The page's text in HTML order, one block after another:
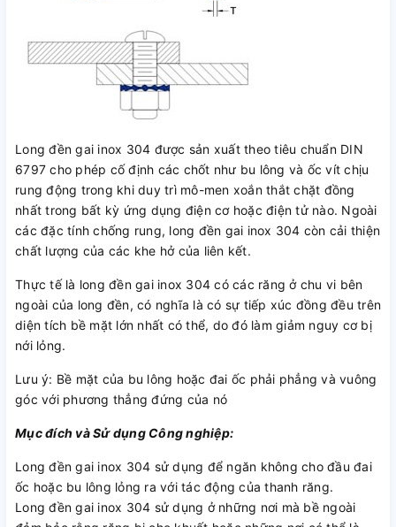
Long đền gai inox 304 được sản xuất theo tiêu chuẩn DIN
6797 cho phép cố định các chốt như bu lông và ốc vít chịu
rung động trong khi duy trì mô-men xoắn thắt chặt đồng
nhất trong bất kỳ ứng dụng điện cơ hoặc điện tử nào. Ngoài
các đặc tính chống rung, long đền gai inox 304 còn cải thiện
chất lượng của các khe hở của liên kết.
Thực tế là long đền gai inox 304 có các răng ở chu vi bên
ngoài của long đền, có nghĩa là có sự tiếp xúc đồng đều trên
diện tích bề mặt lớn nhất có thể, do đó làm giảm nguy cơ bị
nới lỏng.
Lưu ý: Bề mặt của bu lông hoặc đai ốc phải phẳng và vuông
góc với phương thẳng đứng của nó
Mục đích và Sử dụng Công nghiệp:
Long đền gai inox 304 sử dụng để ngăn không cho đầu đai
ốc hoặc bu lông lỏng ra với tác động của thanh răng.
Long đền gai inox 304 sử dụng ở những nơi mà bề ngoài